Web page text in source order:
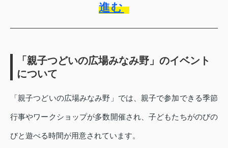
進む
「親子つどいの広場みなみ野」のイベント
について
「親子つどいの広場みなみ野」では、親子で参加できる季節
行事やワークショップが多数開催され、子どもたちがのびの
びと遊べる時間が用意されています。